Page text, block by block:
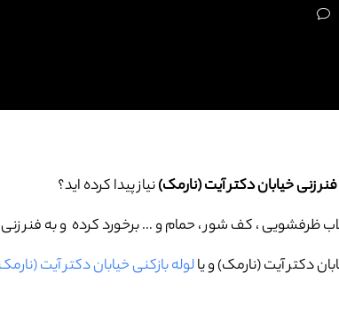
فنر زنی خیابان دکتر آیت (نارمک)نیاز پیدا کرده اید؟
ظرفشویی ، کف شور ، حمام و … برخورد کرده و به فنر زنی
دکتر آیت (نارمک) و یالوله بازکنی خیابان دکتر آیت